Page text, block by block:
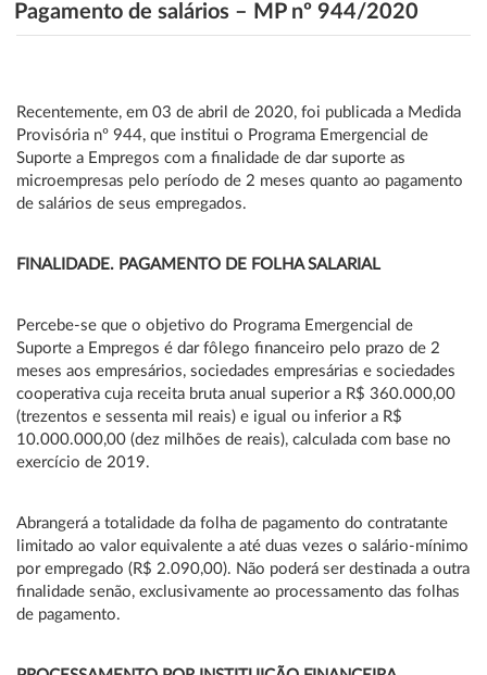
Pagamento de salários – MP nº 944/2020
Recentemente, em 03 de abril de 2020, foi publicada a Medida
Provisória nº 944, que institui o Programa Emergencial de
Suporte a Empregos com a finalidade de dar suporte as
microempresas pelo período de 2 meses quanto ao pagamento
de salários de seus empregados.
FINALIDADE. PAGAMENTO DE FOLHA SALARIAL
Percebe-se que o objetivo do Programa Emergencial de
Suporte a Empregos é dar fôlego financeiro pelo prazo de 2
meses aos empresários, sociedades empresárias e sociedades
cooperativa cuja receita bruta anual superior a R$ 360.000,00
(trezentos e sessenta mil reais) e igual ou inferior a R$
10.000.000,00 (dez milhões de reais), calculada com base no
exercício de 2019.
Abrangerá a totalidade da folha de pagamento do contratante
limitado ao valor equivalente a até duas vezes o salário-mínimo
por empregado (R$ 2.090,00). Não poderá ser destinada a outra
finalidade senão, exclusivamente ao processamento das folhas
de pagamento.